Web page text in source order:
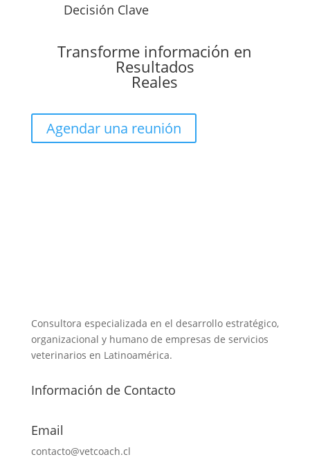
Decisión Clave
Transforme información en
Resultados
Reales
Agendar una reunión
Consultora especializada en el desarrollo estratégico,
organizacional y humano de empresas de servicios
veterinarios en Latinoamérica.
Información de Contacto
Email
contacto@vetcoach.cl